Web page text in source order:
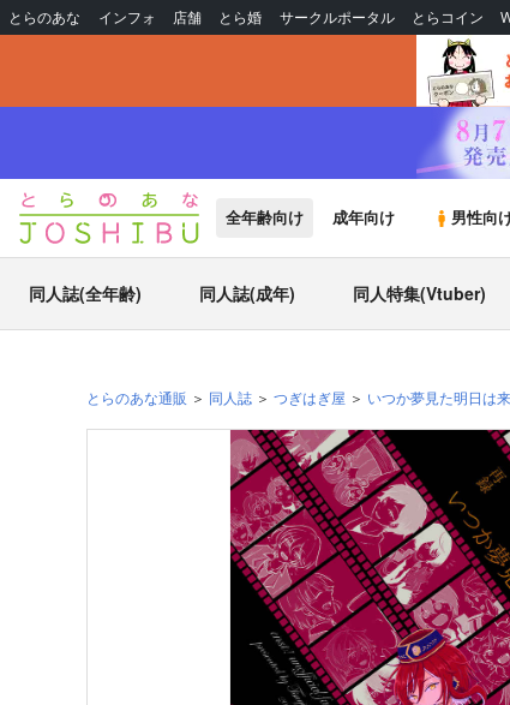
とらのあな インフォ 店舗 とら婚 サークルポータル とらコイン
全年齢向け 成年向け 男性向
同人誌(全年齢) 同人誌(成年) 同人特集(Vtuber)
とらのあな通販 同人誌 つぎはぎ屋 いつか夢見た明日は